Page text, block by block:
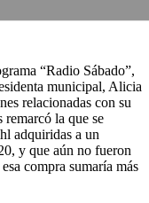
“Radio Sábado”,
municipal, Alicia
relacionadas con su
la que se
adquiridas a un
y que aún no fueron
compra sumaría más